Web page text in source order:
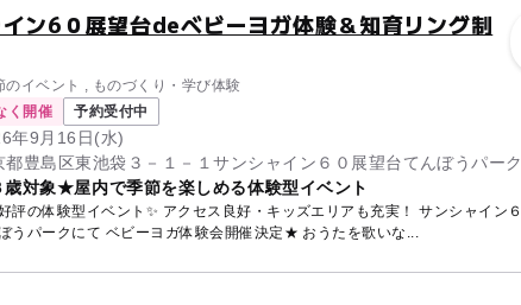
イン6０展望台deベビーヨガ体験＆知育リング制
イベント , ものづくり・学び体験
く開催 予約受付中
年9月16日(水)
都豊島区東池袋３－１－１サンシャイン６０展望台てんぼうパーク
歳対象★屋内で季節を楽しめる体験型イベント
ント✨ アクセス良好・キッズエリアも充実！ サンシャイン６０展望
台てんぼうパークにて ベビーヨガ体験会開催決定★ おうたを歌いな...